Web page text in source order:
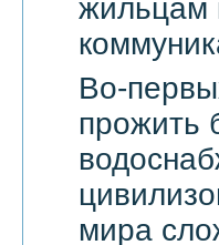
жильцам
Во-
прожить
мира